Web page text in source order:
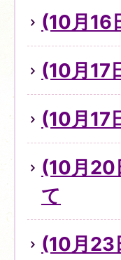
(10月16
(10月17
(10月17
(10月20
て
(10月23